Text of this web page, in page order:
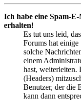
Ich habe eine Spam-
erhalten!
Es tut uns leid,
Forums hat
solche
einem
hast, weiterleiten.
(Headers)
Benutzer, der die
kann dann